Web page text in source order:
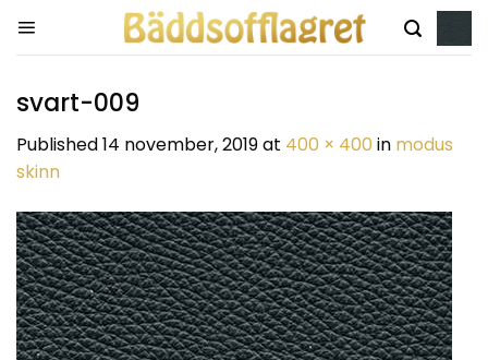
svart-009
Published14 november, 2019at 400 × 400 in modus
skinn